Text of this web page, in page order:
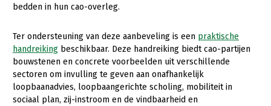
Dier
Biologische Landbouw
Geitenhouderij
Kalverhouderij
Plant
Akkerbouw
Biologische Landbouw
Multifunctionele landbouw
Multifunctioneel
bedden in hun cao-overleg.
Ter ondersteuning van deze aanbeveling is een praktische
handreiking beschikbaar. Deze handreiking biedt cao-partijen
bouwstenen en concrete voorbeelden uit verschillende
sectoren om invulling te geven aan onafhankelijk
loopbaanadvies, loopbaangerichte scholing, mobiliteit in
sociaal plan, zij-instroom en de vindbaarheid en